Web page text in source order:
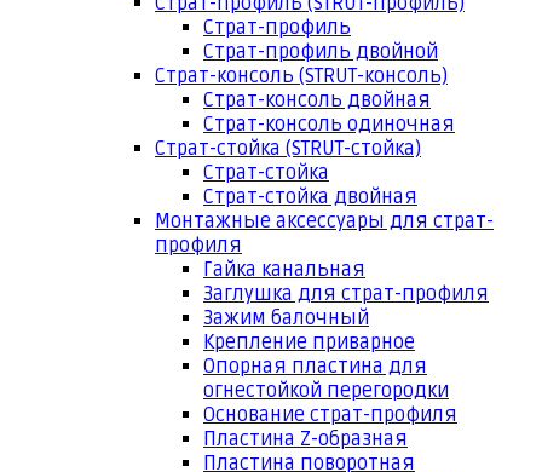
Страт-профиль
Страт-профиль двойной
Страт-консоль (STRUT-консоль)
Страт-консоль двойная
Страт-консоль одиночная
Страт-стойка (STRUT-стойка)
Страт-стойка
Страт-стойка двойная
Монтажные аксессуары для страт-
профиля
Гайка канальная
Заглушка для страт-профиля
Зажим балочный
Крепление приварное
Опорная пластина для
огнестойкой перегородки
Основание страт-профиля
Пластина Z-образная
Пластина поворотная